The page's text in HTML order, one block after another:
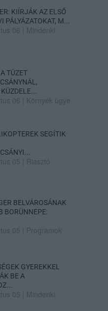
KIÍRJÁK AZ ELSŐ
PÁLYÁZATOKAT, M...
06
Mindenki
A TÜZET
KÜZDELE...
06 Környék ügye
SEGÍTIK
05 Riasztó
BELVÁROSÁNAK
BORÜNNEPE:
05 Programok
GYEREKKEL
BE A
05
Mindenki